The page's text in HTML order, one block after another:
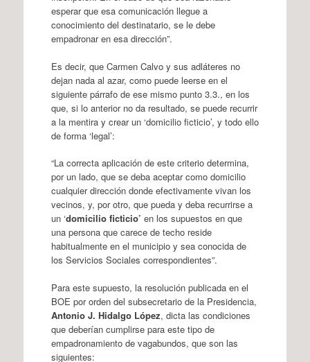
esperar que esa comunicación llegue a
conocimiento del destinatario, se le debe
empadronar en esa dirección”.
Es decir, que Carmen Calvo y sus adláteres no
dejan nada al azar, como puede leerse en el
siguiente párrafo de ese mismo punto 3.3., en los
que, si lo anterior no da resultado, se puede recurrir
a la mentira y crear un ‘domicilio ficticio’, y todo ello
de forma ‘legal’:
“La correcta aplicación de este criterio determina,
por un lado, que se deba aceptar como domicilio
cualquier dirección donde efectivamente vivan los
vecinos, y, por otro, que pueda y deba recurrirse a
un ‘domicilio ficticio’ en los supuestos en que
una persona que carece de techo reside
habitualmente en el municipio y sea conocida de
los Servicios Sociales correspondientes”.
Para este supuesto, la resolución publicada en el
BOE por orden del subsecretario de la Presidencia,
Antonio J. Hidalgo López, dicta las condiciones
que deberían cumplirse para este tipo de
empadronamiento de vagabundos, que son las
siguientes: